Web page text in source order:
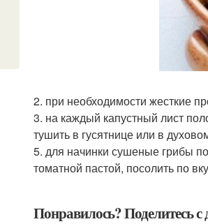
2. при необходимости жесткие
3. на каждый капустный лист
тушить в гусятнице или в
5. для начинки сушеные грибы
томатной пастой, посолить по
Понравилось? Поделитесь с